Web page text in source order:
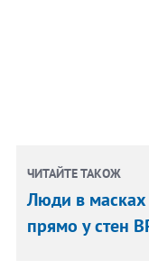
ЧИТАЙТЕ ТАКОЖ
Люди в
прямо у стен